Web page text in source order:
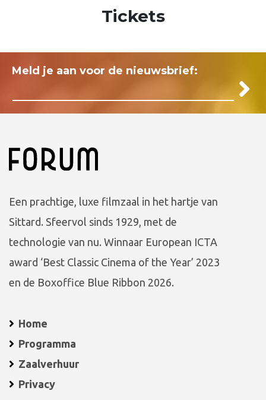
Tickets
Meld je aan voor de nieuwsbrief:
Een prachtige, luxe filmzaal in het hartje van
Sittard. Sfeervol sinds 1929, met de
technologie van nu. Winnaar European ICTA
award ‘Best Classic Cinema of the Year’ 2023
en de Boxoffice Blue Ribbon 2026.
Home
Programma
Zaalverhuur
Privacy